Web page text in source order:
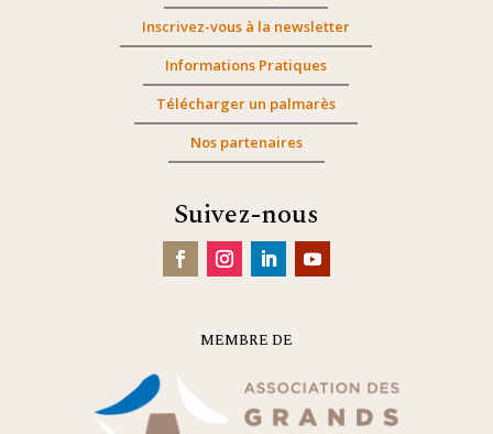
Inscrivez-vous à la newsletter
Informations Pratiques
Télécharger un palmarès
Nos partenaires
Suivez-nous
MEMBRE DE